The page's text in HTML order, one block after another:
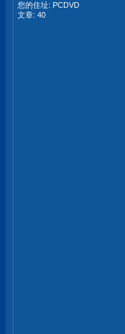
您的住址: PCDVD
文章: 40